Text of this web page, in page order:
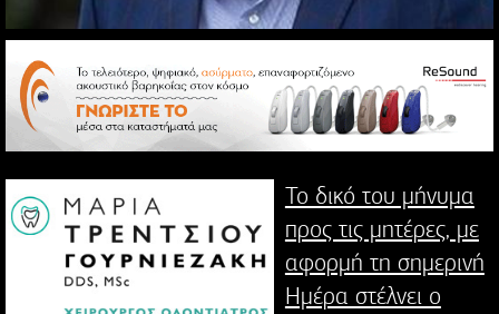
Το δικό του μήνυμα
προς τις μητέρες, με
αφορμή τη σημερινή
Ημέρα στέλνει ο